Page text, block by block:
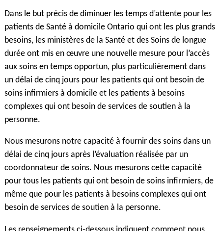
Dans le but précis de diminuer les temps d’attente pour les
patients de Santé à domicile Ontario qui ont les plus grands
besoins, les ministères de la Santé et des Soins de longue
durée ont mis en œuvre une nouvelle mesure pour l’accès
aux soins en temps opportun, plus particulièrement dans
un délai de cinq jours pour les patients qui ont besoin de
soins infirmiers à domicile et les patients à besoins
complexes qui ont besoin de services de soutien à la
personne.
Nous mesurons notre capacité à fournir des soins dans un
délai de cinq jours après l’évaluation réalisée par un
coordonnateur de soins. Nous mesurons cette capacité
pour tous les patients qui ont besoin de soins infirmiers, de
même que pour les patients à besoins complexes qui ont
besoin de services de soutien à la personne.